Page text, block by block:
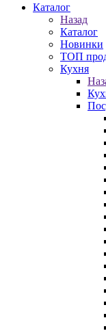
Каталог
Назад
Каталог
Новинки
ТОП
Кухня